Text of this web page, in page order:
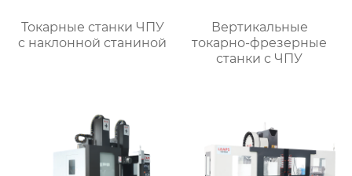
Токарные станки ЧПУ
c наклонной станиной
Вертикальные
токарно-фрезерные
станки с ЧПУ